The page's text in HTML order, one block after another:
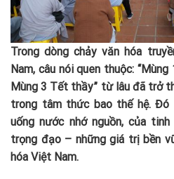
Trong dòng chảy văn hóa
Nam, câu nói quen thuộc:
Mùng 3 Tết thầy” từ lâu đã trở
trong tâm thức bao thế hệ.
uống nước nhớ nguồn, của
trọng đạo – những giá trị bền
hóa Việt Nam.